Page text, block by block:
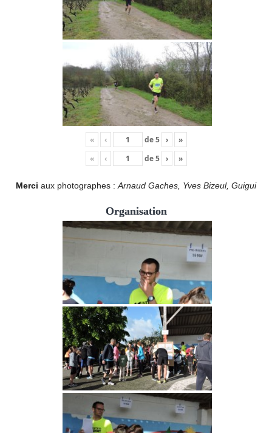
« ‹ de5 ›
»
«
‹ de5 › »
Merci aux photographes : Arnaud Gaches, Yves Bizeul, Guigui
Organisation